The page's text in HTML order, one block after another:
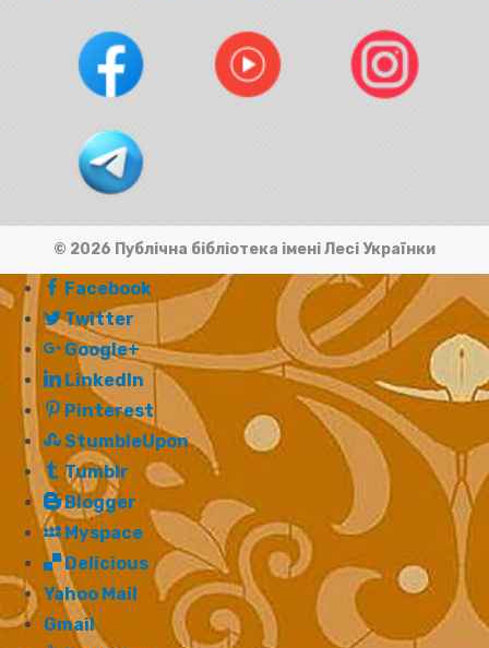
© 2026 Публічна бібліотека імені Лесі Українки
Facebook
Twitter
Google+
LinkedIn
Pinterest
StumbleUpon
Tumblr
Blogger
Myspace
Delicious
Yahoo Mail
Gmail